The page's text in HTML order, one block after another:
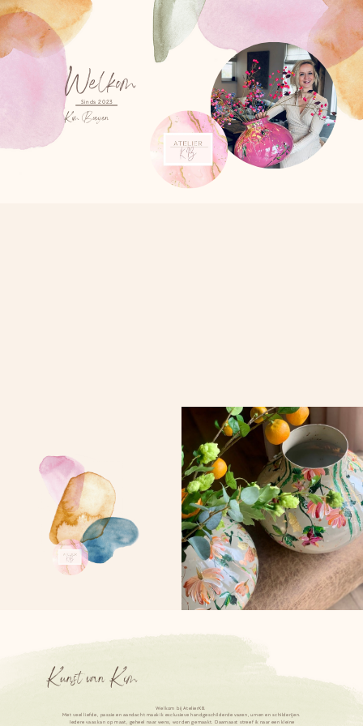
Welkom
Kim Boeijen
Sinds 2023
Kunst van Kim
Welkom bij AtelierKB.
Met veel liefde, passie en aandacht maak ik exclusieve handgeschilderde vazen, urnen en schilderijen.
Iedere vaas kan op maat, geheel naar wens, worden gemaakt. Daarnaast streef ik naar een kleine